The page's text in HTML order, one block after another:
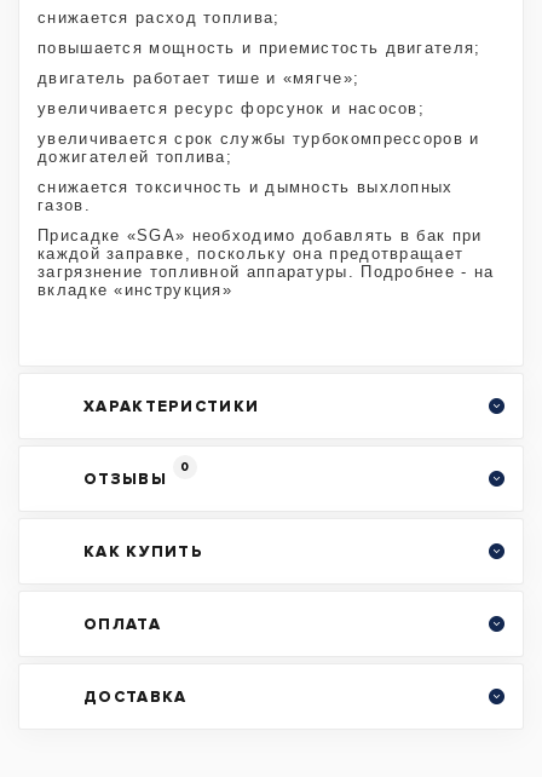
снижается расход топлива;
повышается мощность и приемистость двигателя;
двигатель работает тише и «мягче»;
увеличивается ресурс форсунок и насосов;
увеличивается срок службы турбокомпрессоров и
дожигателей топлива;
снижается токсичность и дымность выхлопных
газов.
Присадкe «SGA» необходимо добавлять в бак при
каждой заправке, поскольку она предотвращает
загрязнение топливной аппаратуры. Подробнее - на
вкладке «инструкция»
ХАРАКТЕРИСТИКИ
ОТЗЫВЫ
0
КАК КУПИТЬ
ОПЛАТА
ДОСТАВКА